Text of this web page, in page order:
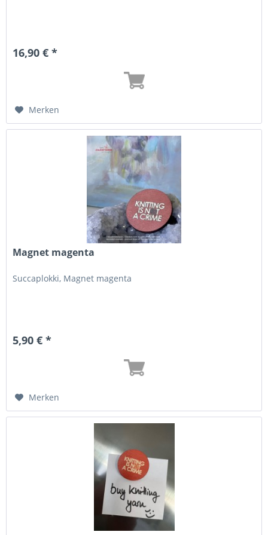
16,90 € *
Merken
Magnet magenta
Succaplokki, Magnet magenta
5,90 € *
Merken